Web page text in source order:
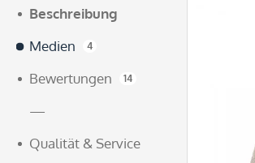
Beschreibung
Medien
4
Bewertungen 14
—
Qualität & Service